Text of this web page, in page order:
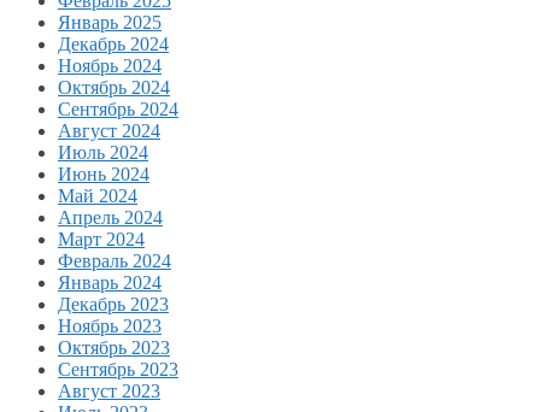
Январь 2025
Декабрь 2024
Ноябрь 2024
Октябрь 2024
Сентябрь 2024
Август 2024
Июль 2024
Июнь 2024
Май 2024
Апрель 2024
Март 2024
Февраль 2024
Январь 2024
Декабрь 2023
Ноябрь 2023
Октябрь 2023
Сентябрь 2023
Август 2023